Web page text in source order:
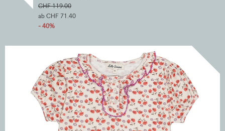
CHF 119.00
ab CHF 71.40
- 40%